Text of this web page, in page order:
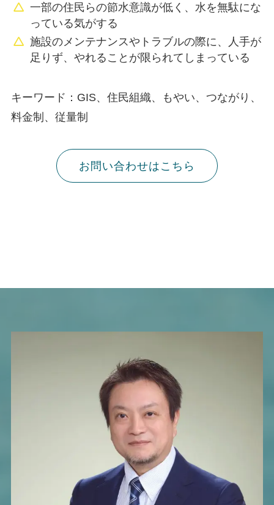
一部の住民らの節水意識が低く、水を無駄にな
っている気がする
施設のメンテナンスやトラブルの際に、人手が
足りず、やれることが限られてしまっている
キーワード：GIS、住民組織、もやい、つながり、
料金制、従量制
お問い合わせはこちら